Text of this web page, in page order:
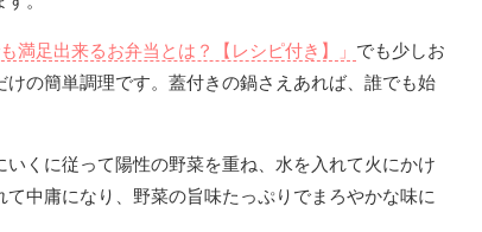
満足出来るお弁当とは？【レシピ付き】」 でも少しお
の簡単調理です。蓋付きの鍋さえあれば、誰でも始
くに従って陽性の野菜を重ね、水を入れて火にかけ
中庸になり、野菜の旨味たっぷりでまろやかな味に